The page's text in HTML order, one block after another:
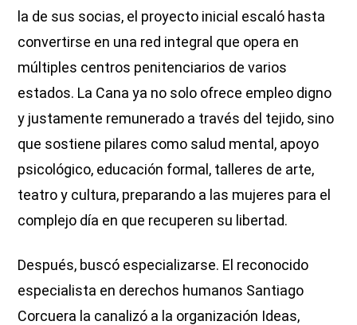
la de sus socias, el proyecto inicial escaló hasta
convertirse en una red integral que opera en
múltiples centros penitenciarios de varios
estados. La Cana ya no solo ofrece empleo digno
y justamente remunerado a través del tejido, sino
que sostiene pilares como salud mental, apoyo
psicológico, educación formal, talleres de arte,
teatro y cultura, preparando a las mujeres para el
complejo día en que recuperen su libertad.
Después, buscó especializarse. El reconocido
especialista en derechos humanos Santiago
Corcuera la canalizó a la organización Ideas,